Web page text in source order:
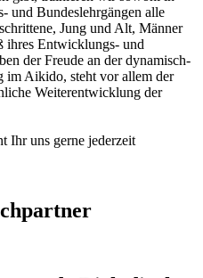
und Bundeslehrgängen alle
Jung und Alt, Männer
ihres Entwicklungs- und
der Freude an der dynamisch-
im Aikido, steht vor allem der
Weiterentwicklung der
Ihr uns gerne jederzeit